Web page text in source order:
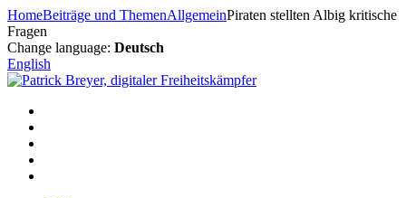
Zum
Inhalt
springen
HomeBeiträge und ThemenAllgemeinPiraten stellten Albig kritische
Fragen
Change language: Deutsch
English